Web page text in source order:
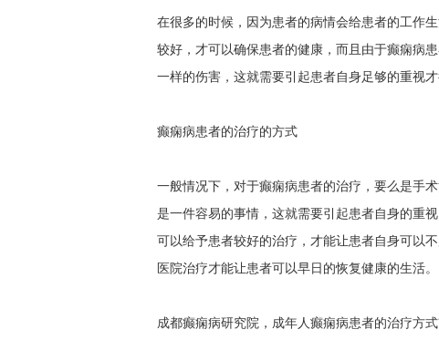
在很多的时候，因为患者的病情会给患者的工作
较好，才可以确保患者的健康，而且由于癫痫病
一样的伤害，这就需要引起患者自身足够的重视
癫痫病患者的治疗的方式
一般情况下，对于癫痫病患者的治疗，要么是手
是一件容易的事情，这就需要引起患者自身的重
可以给予患者较好的治疗，才能让患者自身可以
医院治疗才能让患者可以早日的恢复健康的生活。
成都癫痫病研究院，成年人癫痫病患者的治疗方